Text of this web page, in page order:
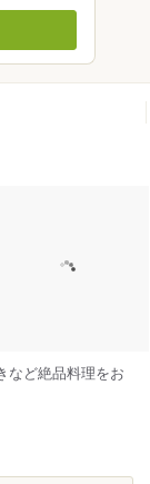
など絶品料理をお